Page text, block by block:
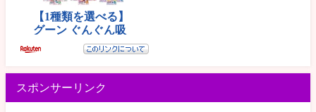
スポンサーリンク